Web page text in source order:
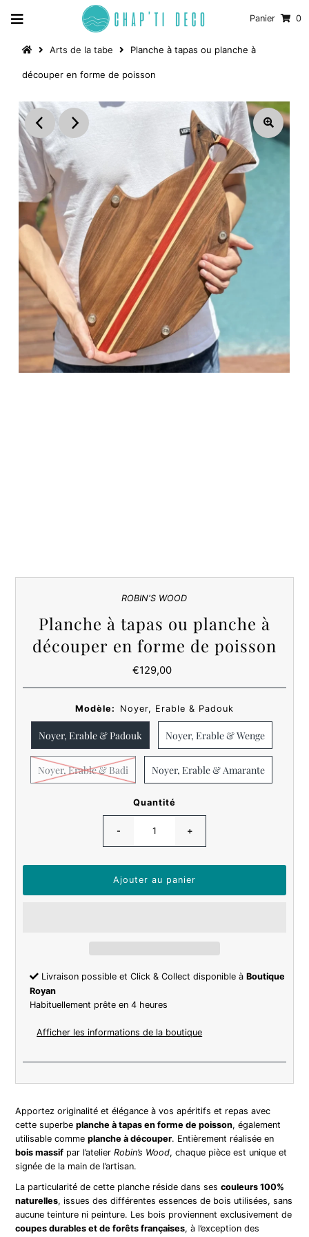
Panier 0
Arts de la tabe Planche à tapas ou planche à
découper en forme de poisson
ROBIN'S WOOD
Planche à tapas ou planche à
découper en forme de poisson
Prix
€129,00
Modèle: Noyer, Erable & Padouk
Noyer, Erable & Padouk Noyer, Erable & Wenge
Noyer, Erable & Badi Noyer, Erable & Amarante
Quantité
- +
Livraison possible et Click & Collect disponible àBoutique
Royan
Habituellement prête en 4 heures
Afficher les informations de la boutique
Apportez originalité et élégance à vos apéritifs et repas avec
cette superbeplanche à tapas en forme de poisson, également
utilisable commeplanche à découper. Entièrement réalisée en
bois massif par l’atelierRobin’s Wood, chaque pièce est unique et
signée de la main de l’artisan.
La particularité de cette planche réside dans sescouleurs 100%
naturelles, issues des différentes essences de bois utilisées, sans
aucune teinture ni peinture. Les bois proviennent exclusivement de
coupes durables et de forêts françaises, à l’exception des